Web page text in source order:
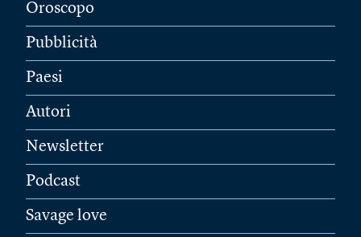
Oroscopo
Pubblicità
Paesi
Autori
Newsletter
Podcast
Savage love